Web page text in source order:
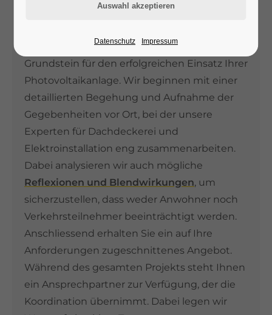
Vorprojektphase
In der Vorprojektphase legen wir den
Grundstein für den erfolgreichen Einsatz Ihrer
Photovoltaikanlage. Wir beginnen mit einer
detaillierten Begehung und Aufnahme der
Gegebenheiten vor Ort, bei der unsere
Experten für Dachdeckerei und
Elektroinstallation eng zusammenarbeiten.
Dabei analysieren wir auch mögliche
Reflexionen und Blendwirkungen, um
sicherzustellen, dass weder Anwohner noch
Verkehrsteilnehmer beeinträchtigt werden.
Anschliessend erhalten Sie ein auf Ihre
Anforderungen zugeschnittenes Angebot.
Während des gesamten Projekts steht Ihnen
ein Ansprechpartner zur Verfügung, der die
Koordination übernimmt. Dabei legen wir
Datenschutz Impressum